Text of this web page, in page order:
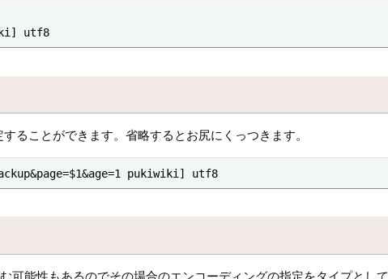
utf8
ることができます。省略するとお尻にくっつきます。
pukiwiki] utf8
可能性もあるのでその場合のエンコーディングの指定をタイプとして